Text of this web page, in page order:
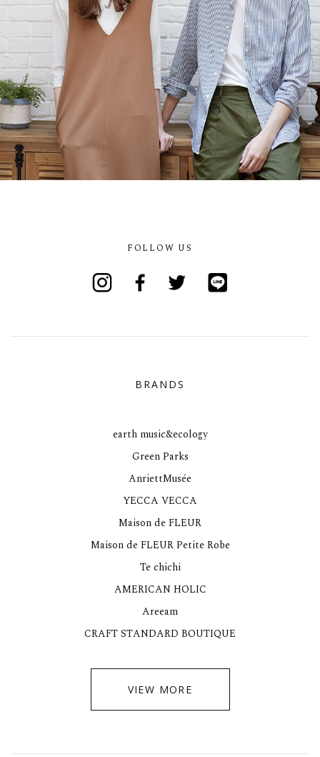
FOLLOW US
BRANDS
earth music&ecology
Green Parks
AnriettMusée
YECCA VECCA
Maison de FLEUR
Maison de FLEUR Petite Robe
Te chichi
AMERICAN HOLIC
Areeam
CRAFT STANDARD BOUTIQUE
VIEW MORE